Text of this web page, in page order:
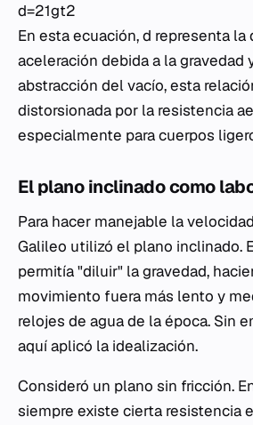
d=21​gt2
En esta ecuación,d representa la
aceleración debida a la gravedad
abstracción del vacío, esta
distorsionada por la resistencia
especialmente para cuerpos
El plano inclinado como
Para hacer manejable la
Galileo utilizó el plano inclinado.
permitía "diluir" la gravedad,
movimiento fuera más lento y
relojes de agua de la época. Sin
aquí aplicó la idealización.
Consideró un plano sin fricción.
siempre existe cierta resistencia